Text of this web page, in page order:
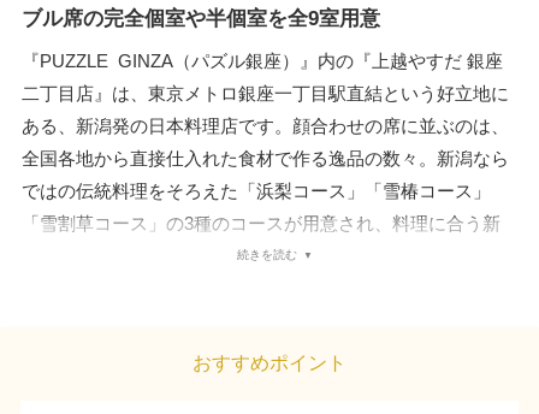
ブル席の完全個室や半個室を全9室用意
『PUZZLE  GINZA（パズル銀座）』内の『上越やすだ 銀座
二丁目店』は、東京メトロ銀座一丁目駅直結という好立地に
ある、新潟発の日本料理店です。顔合わせの席に並ぶのは、
全国各地から直接仕入れた食材で作る逸品の数々。新潟なら
ではの伝統料理をそろえた「浜梨コース」「雪椿コース」
「雪割草コース」の3種のコースが用意され、料理に合う新
潟の地酒やプレミアム焼酎、ウイスキーと共に美食を存分に
テーブル席の空間で、顔合わせを行えます。スタッフの丁寧
続きを読む
おすすめポイント